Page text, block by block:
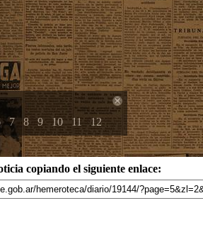
7 8 9 10 11 12
copiando el siguiente enlace: